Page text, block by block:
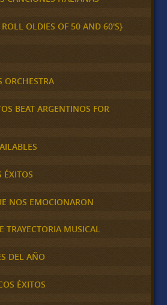
OLDIES OF 50 AND 60'S}
ORCHESTRA
BEAT ARGENTINOS FOR
ÉXITOS
NOS EMOCIONARON
TRAYECTORIA MUSICAL
DEL AÑO
ÉXITOS